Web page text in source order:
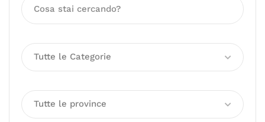
Tutte le Categorie
Tutte le province